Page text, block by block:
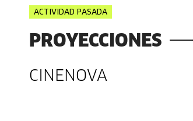
ACTIVIDAD PASADA
PROYECCIONES
CINENOVA